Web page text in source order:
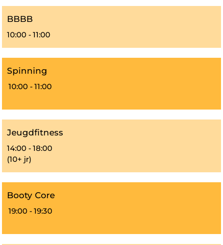
BBBB
10:00 - 11:00
Spinning
10:00 - 11:00
Jeugdfitness
14:00 - 18:00
(10+ jr)
Booty Core
19:00 - 19:30